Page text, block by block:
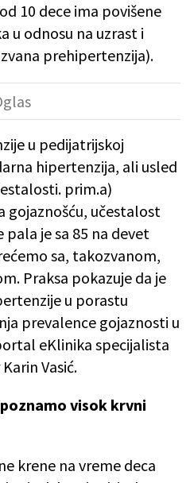
10 dece ima povišene
u odnosu na uzrast i
prehipertenzija).
u pedijatrijskoj
hipertenzija, ali usled
prim.a)
gojaznošću, učestalost
je sa 85 na devet
sa, takozvanom,
Praksa pokazuje da je
u porastu
prevalence gojaznosti u
eKlinika specijalista
Vasić.
visok krvni
krene na vreme deca